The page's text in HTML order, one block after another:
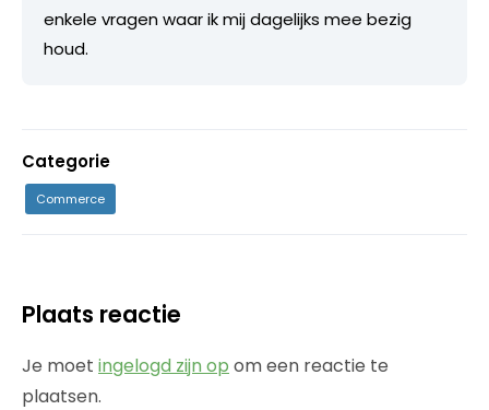
enkele vragen waar ik mij dagelijks mee bezig
houd.
Categorie
Commerce
Plaats reactie
Je moet ingelogd zijn op om een reactie te
plaatsen.